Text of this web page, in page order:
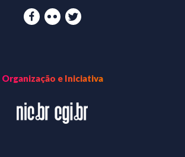
Organização e Iniciativa